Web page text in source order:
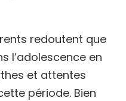
redoutent que
l’adolescence en
et attentes
période. Bien